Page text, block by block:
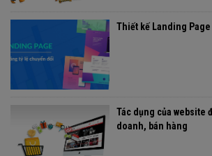
Thiết kế Landing Page
Tác dụng của website
doanh, bán hàng